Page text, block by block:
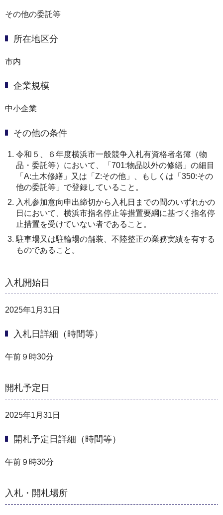
その他の委託等
所在地区分
市内
企業規模
中小企業
その他の条件
令和５、６年度横浜市一般競争入札有資格者名簿（物
品・委託等）において、「701:物品以外の修繕」の細目
「A:土木修繕」又は「Z:その他」、もしくは「350:その
他の委託等」で登録していること。
入札参加意向申出締切から入札日までの間のいずれかの
日において、横浜市指名停止等措置要綱に基づく指名停
止措置を受けていない者であること。
駐車場又は駐輪場の舗装、不陸整正の業務実績を有する
ものであること。
入札開始日
2025年1月31日
入札日詳細（時間等）
午前９時30分
開札予定日
2025年1月31日
開札予定日詳細（時間等）
午前９時30分
入札・開札場所